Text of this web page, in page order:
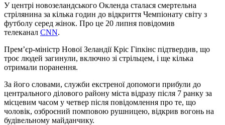
У центрі новозеландського Окленда сталася смертельна
стрілянина за кілька годин до відкриття Чемпіонату світу з
футболу серед жінок. Про це 20 липня повідомив
телеканал CNN.
Прем’єр-міністр Нової Зеландії Кріс Гіпкінс підтвердив, що
троє людей загинули, включно зі стрільцем, і ще кілька
отримали поранення.
За його словами, служби екстреної допомоги прибули до
центрального ділового району міста відразу після 7 ранку за
місцевим часом у четвер після повідомлення про те, що
чоловік, озброєний помповою рушницею, відкрив вогонь на
будівельному майданчику.